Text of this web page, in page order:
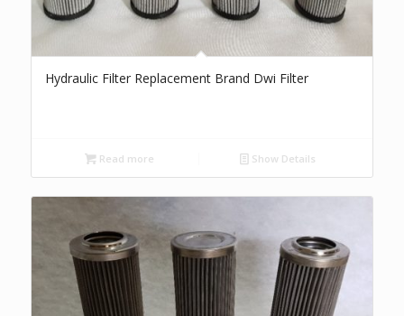
Hydraulic Filter Replacement Brand Dwi Filter
Read more Show Details